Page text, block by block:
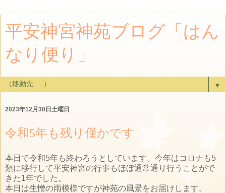
平安神宮神苑ブログ「はん
なり便り」
▼
2023年12月30日土曜日
令和5年も残り僅かです
本日で令和5年も終わろうとしています。今年はコロナも5
類に移行して平安神宮の行事もほぼ通常通り行うことがで
きた1年でした。
本日は生憎の雨模様ですが神苑の風景をお届けします。